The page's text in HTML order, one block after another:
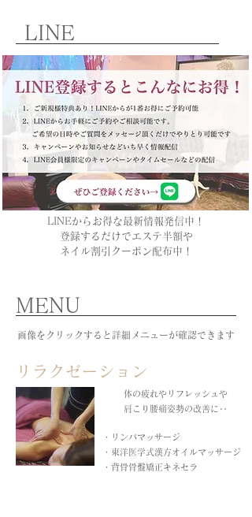
LINE
LINEからお得な最新情報発信中！
登録するだけでエステ半額や
ネイル割引クーポン配布中！
​MENU
​​画像をクリックすると詳細メニューが確認できます
リラクゼーション
体の疲れやリフレッシュや
肩こり腰痛姿勢の改善に‥
・リンパマッサージ
・東洋医学式漢方オイルマッサージ
・背骨骨盤矯正キネセラ